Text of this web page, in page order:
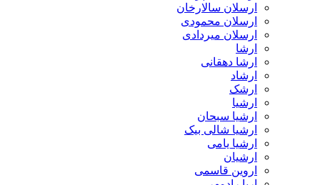
ارسلان سالارخان
ارسلان محمودی
ارسلان میردادی
ارشا
ارشا دهقانی
ارشاد
ارشک
ارشیا
ارشیا سبحان
ارشیا شالی بیک
ارشیا یامی
ارشیان
اروین قاسمی